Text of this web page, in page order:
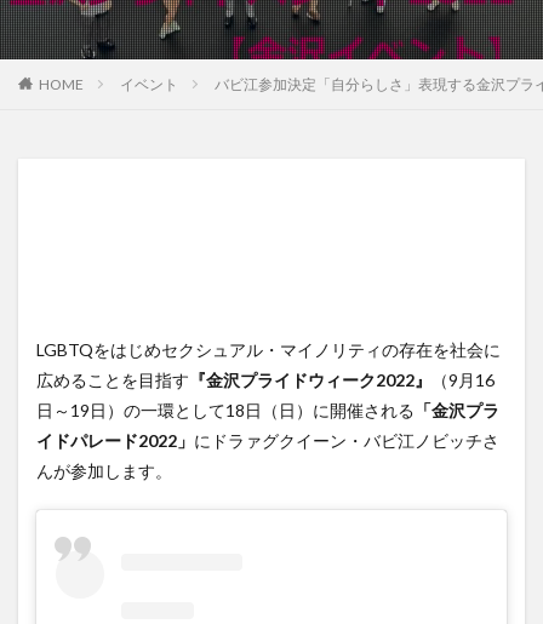
HOME イベント バビ江参加決定「自分らしさ」表現する金沢プ
LGBTQをはじめセクシュアル・マイノリティの存在を社会に
広めることを目指す 『金沢プライドウィーク2022』
（9月16
日～19日）の一環として18日（日）に開催される 「金沢プラ
イドパレード2022」 にドラァグクイーン・バビ江ノビッチさ
んが参加します。